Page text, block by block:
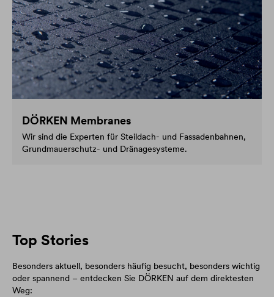
DÖRKEN Membranes
Wir sind die Experten für Steildach- und Fassadenbahnen,
Grundmauerschutz- und Dränagesysteme.
Top Stories
Besonders aktuell, besonders häufig besucht, besonders wichtig
oder spannend – entdecken Sie DÖRKEN auf dem direktesten
Weg: